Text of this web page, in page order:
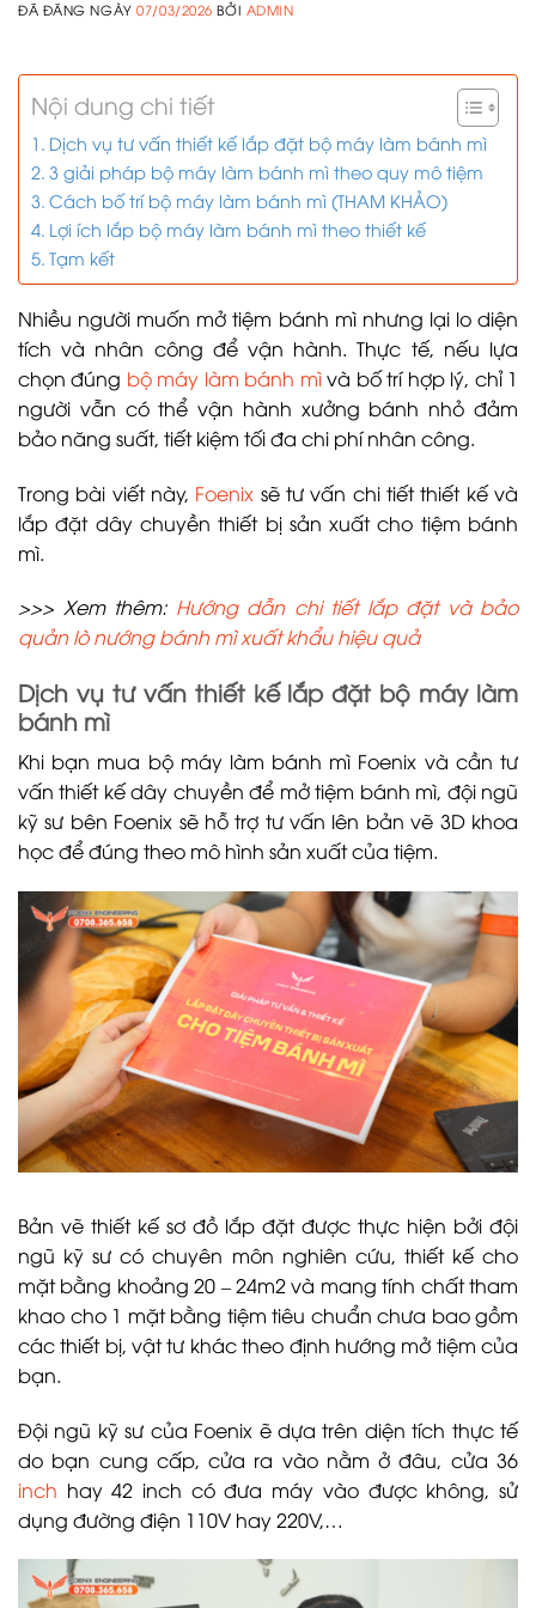
ĐÃ ĐĂNG NGÀY07/03/2026 BỞI ADMIN
Nội dung chi tiết
Dịch vụ tư vấn thiết kế lắp đặt bộ máy làm bánh mì
3 giải pháp bộ máy làm bánh mì theo quy mô tiệm
Cách bố trí bộ máy làm bánh mì (THAM KHẢO)
Lợi ích lắp bộ máy làm bánh mì theo thiết kế
Tạm kết
Nhiều người muốn mở tiệm bánh mì nhưng lại lo diện
tích và nhân công để vận hành. Thực tế, nếu lựa
chọn đúng bộ máy làm bánh mìvà bố trí hợp lý, chỉ 1
người vẫn có thể vận hành xưởng bánh nhỏ đảm
bảo năng suất, tiết kiệm tối đa chi phí nhân công.
Trong bài viết này, Foenix sẽ tư vấn chi tiết thiết kế và
lắp đặt dây chuyền thiết bị sản xuất cho tiệm bánh
mì.
>>> Xem thêm: Hướng dẫn chi tiết lắp đặt và bảo
quản lò nướng bánh mì xuất khẩu hiệu quả
Dịch vụ tư vấn thiết kế lắp đặt bộ máy làm
bánh mì
Khi bạn mua bộ máy làm bánh mì Foenix và cần tư
vấn thiết kế dây chuyền để mở tiệm bánh mì, đội ngũ
kỹ sư bên Foenix sẽ hỗ trợ tư vấn lên bản vẽ 3D khoa
học để đúng theo mô hình sản xuất của tiệm.
Bản vẽ thiết kế sơ đồ lắp đặt được thực hiện bởi đội
ngũ kỹ sư có chuyên môn nghiên cứu, thiết kế cho
mặt bằng khoảng 20 – 24m2 và mang tính chất tham
khao cho 1 mặt bằng tiệm tiêu chuẩn chưa bao gồm
các thiết bị, vật tư khác theo định hướng mở tiệm của
bạn.
Đội ngũ kỹ sư của Foenix ẽ dựa trên diện tích thực tế
do bạn cung cấp, cửa ra vào nằm ở đâu, cửa 36
inch hay 42 inch có đưa máy vào được không, sử
dụng đường điện 110V hay 220V,…